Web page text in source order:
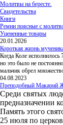
Молитвы на бересте.
Свидетельства
Книги
Ремни поясные с
Уцененные товары
20.01.2026
Короткая жизнь
Когда Коле исполнилось
но это было не
мальчик обрел
04.08.2023
Преподобный Макарий
Среди святых
предназначении
Память этого
25 июля по